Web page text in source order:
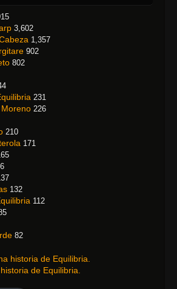
3,602
1,357
902
802
231
226
210
171
132
112
82
de Equilibria.